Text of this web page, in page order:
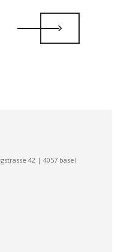
42 | 4057 basel